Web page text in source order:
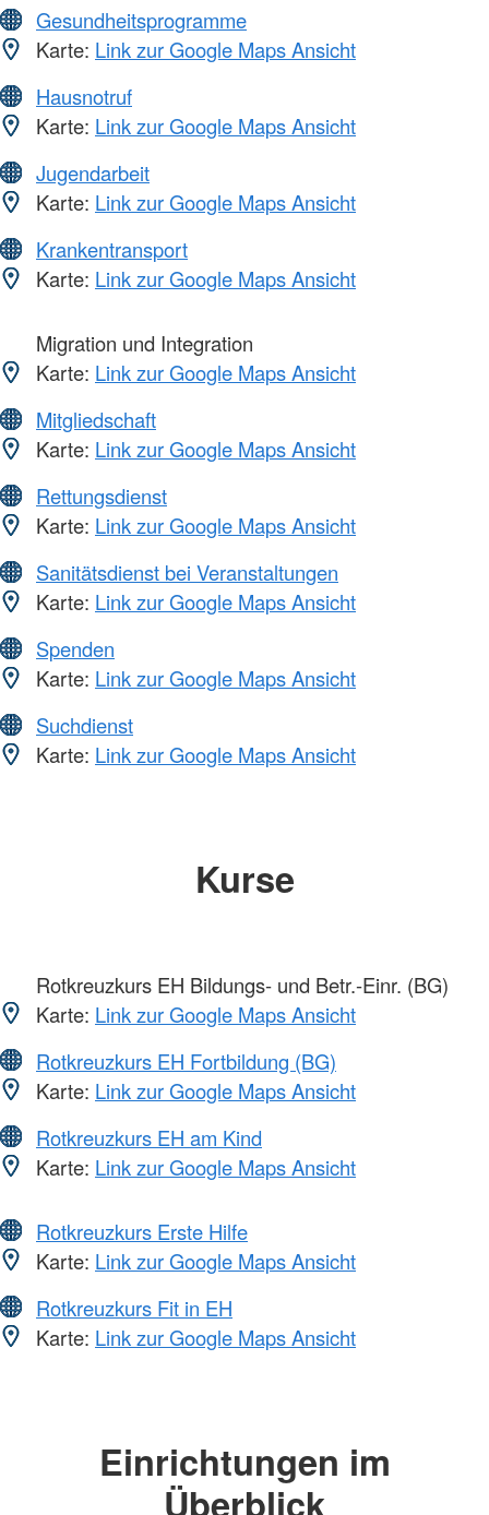
Gesundheitsprogramme
Karte: Link zur Google Maps Ansicht
Hausnotruf
Karte: Link zur Google Maps Ansicht
Jugendarbeit
Karte: Link zur Google Maps Ansicht
Krankentransport
Karte: Link zur Google Maps Ansicht
Migration und Integration
Karte: Link zur Google Maps Ansicht
Mitgliedschaft
Karte: Link zur Google Maps Ansicht
Rettungsdienst
Karte: Link zur Google Maps Ansicht
Sanitätsdienst bei Veranstaltungen
Karte: Link zur Google Maps Ansicht
Spenden
Karte: Link zur Google Maps Ansicht
Suchdienst
Karte: Link zur Google Maps Ansicht
Kurse
Rotkreuzkurs EH Bildungs- und Betr.-Einr. (BG)
Karte: Link zur Google Maps Ansicht
Rotkreuzkurs EH Fortbildung (BG)
Karte: Link zur Google Maps Ansicht
Rotkreuzkurs EH am Kind
Karte: Link zur Google Maps Ansicht
Rotkreuzkurs Erste Hilfe
Karte: Link zur Google Maps Ansicht
Rotkreuzkurs Fit in EH
Karte: Link zur Google Maps Ansicht
Einrichtungen im
Überblick